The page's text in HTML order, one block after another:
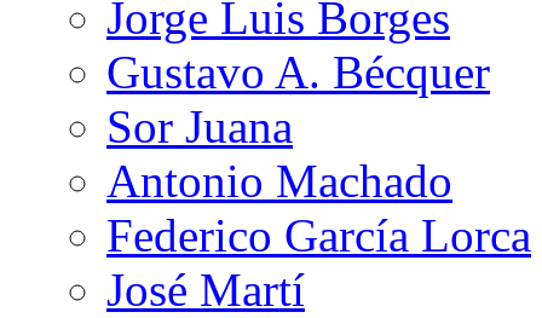
Jorge Luis Borges
Gustavo A. Bécquer
Sor Juana
Antonio Machado
Federico García Lorca
José Martí